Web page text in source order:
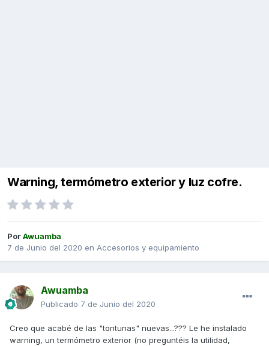
Warning, termómetro exterior y luz cofre.
PorAwuamba
7 de Junio del 2020 en Accesorios y equipamiento
Awuamba
Publicado 7 de Junio del 2020
Creo que acabé de las "tontunas" nuevas...??? Le he instalado
warning, un termómetro exterior (no preguntéis la utilidad,